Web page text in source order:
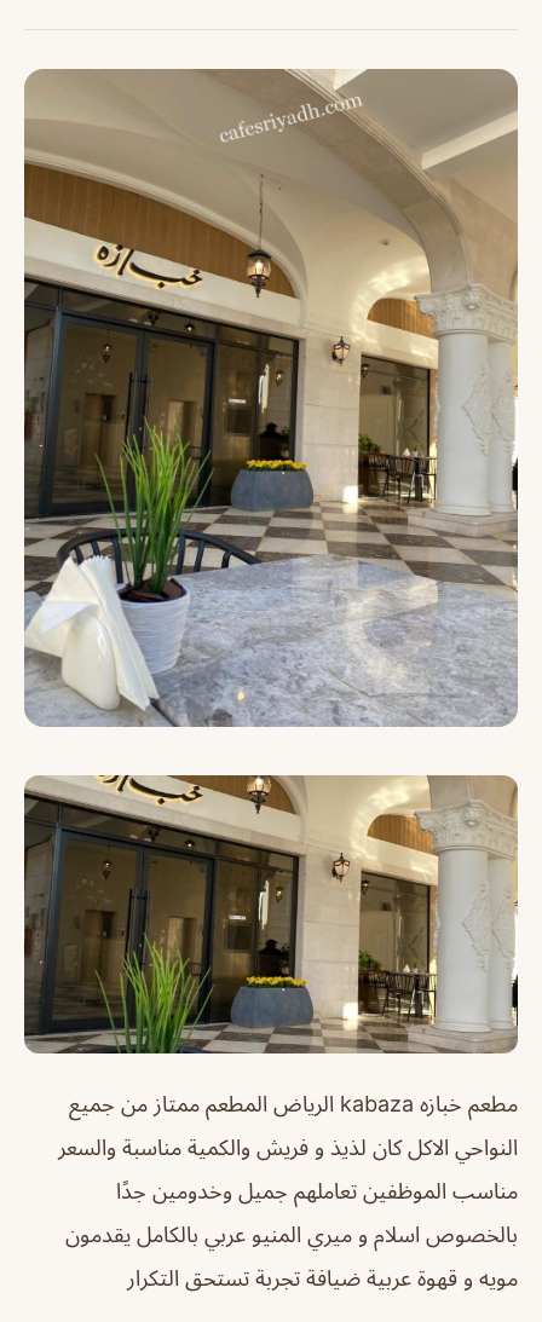
مطعم خبازه kabaza الرياض
المطعم ممتاز من جميع
النواحي الاكل كان لذيذ و فريش والكمية مناسبة والسعر
مناسب الموظفين تعاملهم جميل وخدومين جدًا
بالخصوص اسلام و ميري المنيو عربي بالكامل يقدمون
مويه و قهوة عربية ضيافة تجربة تستحق التكرار